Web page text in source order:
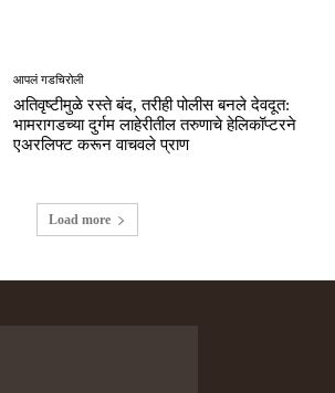
आपलं गडचिरोली
अतिवृष्टीमुळे रस्ते बंद, तरीही पोलीस बनले देवदूत:
भामरागडच्या दुर्गम लाहेरीतील तरुणाचे हेलिकॉप्टरने
एअरलिफ्ट करून वाचवले प्राण
Load more